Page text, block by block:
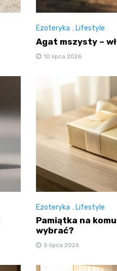
Ezoteryka ,Lifestyle
Agat mszysty –
10 lipca 2026
Ezoteryka , Lifestyle
Pamiątka na
wybrać?
5 lipca 2026